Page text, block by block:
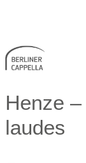
Henze
laudes